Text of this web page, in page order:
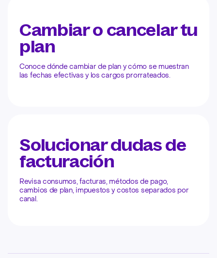
Cambiar o cancelar tu
plan
Conoce dónde cambiar de plan y cómo se muestran
las fechas efectivas y los cargos prorrateados.
Solucionar dudas de
facturación
Revisa consumos, facturas, métodos de pago,
cambios de plan, impuestos y costos separados por
canal.